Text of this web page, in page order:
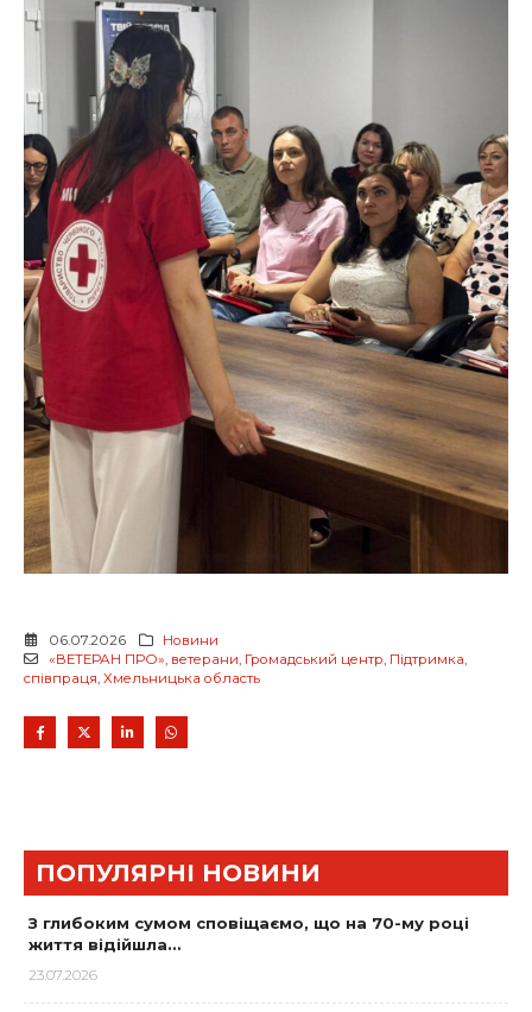
06.07.2026
Новини
«ВЕТЕРАН ПРО», ветерани, Громадський центр, Підтримка,
співпраця, Хмельницька область
ПОПУЛЯРНІ НОВИНИ
З глибоким сумом сповіщаємо, що на 70-му році
життя відійшла…
23.07.2026